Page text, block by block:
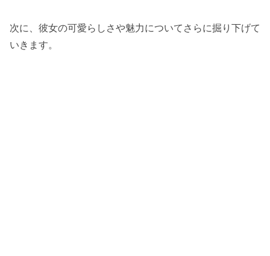
次に、彼女の可愛らしさや魅力についてさらに掘り下げて
いきます。